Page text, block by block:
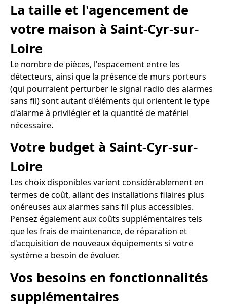
La taille et l'agencement de
votre maison à Saint-Cyr-sur-
Loire
Le nombre de pièces, l'espacement entre les
détecteurs, ainsi que la présence de murs porteurs
(qui pourraient perturber le signal radio des alarmes
sans fil) sont autant d'éléments qui orientent le type
d'alarme à privilégier et la quantité de matériel
nécessaire.
Votre budget à Saint-Cyr-sur-
Loire
Les choix disponibles varient considérablement en
termes de coût, allant des installations filaires plus
onéreuses aux alarmes sans fil plus accessibles.
Pensez également aux coûts supplémentaires tels
que les frais de maintenance, de réparation et
d'acquisition de nouveaux équipements si votre
système a besoin de évoluer.
Vos besoins en fonctionnalités
supplémentaires